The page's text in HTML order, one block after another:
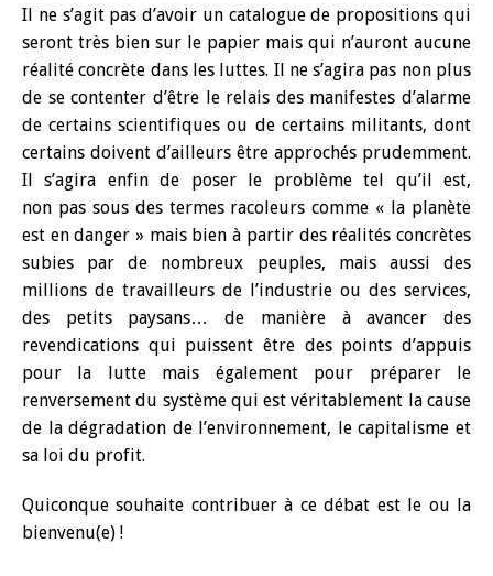
Il ne s’agit pas d’avoir un catalogue de propositions qui
seront très bien sur le papier mais qui n’auront aucune
réalité concrète dans les luttes. Il ne s’agira pas non plus
de se contenter d’être le relais des manifestes d’alarme
de certains scientifiques ou de certains militants, dont
certains doivent d’ailleurs être approchés prudemment.
Il s’agira enfin de poser le problème tel qu’il est,
non pas sous des termes racoleurs comme « la planète
est en danger » mais bien à partir des réalités concrètes
subies par de nombreux peuples, mais aussi des
millions de travailleurs de l’industrie ou des services,
des petits paysans… de manière à avancer des
revendications qui puissent être des points d’appuis
pour la lutte mais également pour préparer le
renversement du système qui est véritablement la cause
de la dégradation de l’environnement, le capitalisme et
sa loi du profit.
Quiconque souhaite contribuer à ce débat est le ou la
bienvenu(e) !